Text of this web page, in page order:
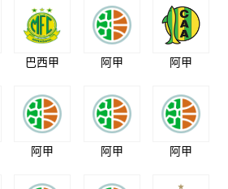
巴西甲 阿甲 阿甲
阿甲 阿甲 阿甲